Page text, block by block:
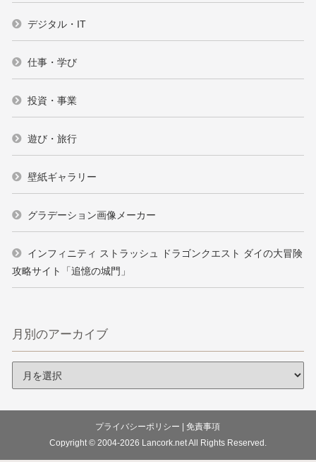
デジタル・IT
仕事・学び
投資・事業
遊び・旅行
壁紙ギャラリー
グラデーション画像メーカー
インフィニティ ストラッシュ ドラゴンクエスト ダイの大冒険
攻略サイト「追憶の城門」
月別のアーカイブ
プライバシーポリシー |免責事項
Copyright © 2004-2026 Lancork.netAll Rights Reserved.